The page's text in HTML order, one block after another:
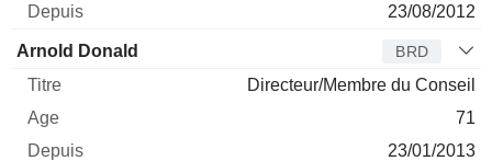
23/08/2012
Arnold Donald BRD
Directeur/Membre du Conseil
71
23/01/2013